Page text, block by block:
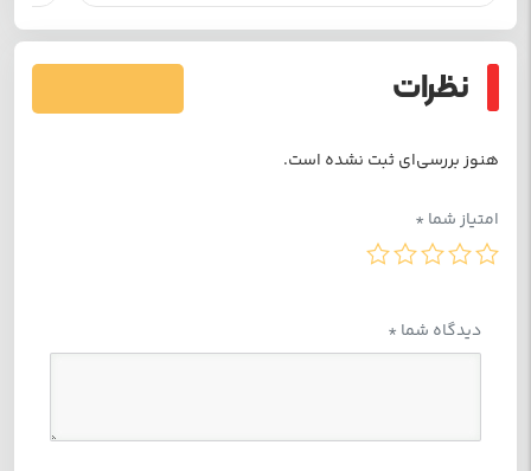
نظرات
هنوز بررسی‌ای ثبت نشده است.
امتیاز شما *
دیدگاه شما *